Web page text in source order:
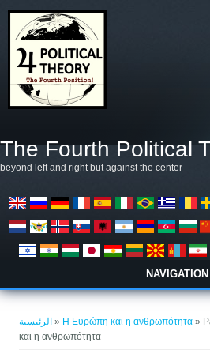
The Fourth Political
beyond left and right but against the center
NAVIGATION
الرئيسية » Η Ευρώπη και η ανθρωπότητα »
και η ανθρωπότητα